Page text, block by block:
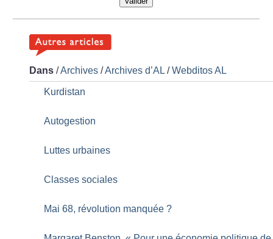
Dans /Archives /Archives d’AL /Webditos AL
Kurdistan
Autogestion
Luttes urbaines
Classes sociales
Mai 68, révolution manquée ?